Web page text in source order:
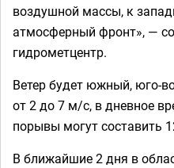
воздушной массы, к
атмосферный фронт», —
гидрометцентр.
Ветер будет южный, юго-
от 2 до 7 м/с, в дневное
порывы могут составить
В ближайшие 2 дня в